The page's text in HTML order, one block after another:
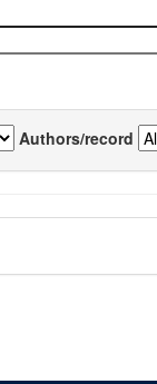
Authors/record